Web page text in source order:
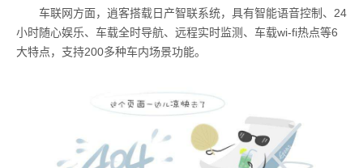
车联网方面，逍客搭载日产智联系统，具有智能语音控制、24
小时随心娱乐、车载全时导航、远程实时监测、车载wi-fi热点等6
大特点，支持200多种车内场景功能。